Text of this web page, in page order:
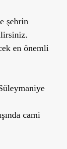
şehrin
en önemli
cami